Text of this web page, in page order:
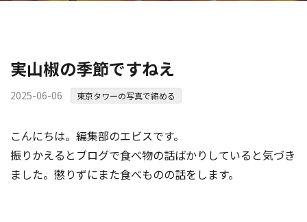
コンテストを主催される方へ
公募運営SaaS 「Kouboプランナー」
事例紹介
事務局アウトソーシング
実山椒の季節ですねえ
2025-06-06 東京タワーの写真で締める
こんにちは。編集部のエビスです。
振りかえるとブログで食べ物の話ばかりしていると気づき
ました。懲りずにまた食べものの話をします。